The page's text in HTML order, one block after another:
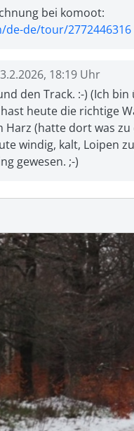
de/tour/2772446316
18:19 Uhr
den Track. :-) (Ich
heute die richtige
Harz (hatte dort was
windig, kalt, Loipen
gewesen. ;-)